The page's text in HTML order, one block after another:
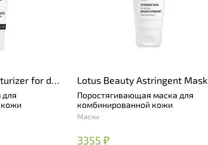
for dry
кожи
Lotus Beauty Astringent Mask
Поростягивающая маска для
комбинированной кожи
Маски
3355 ₽